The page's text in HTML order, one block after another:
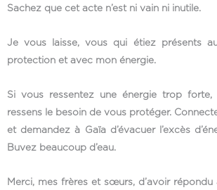
Sachez que cet acte n’est ni vain ni inutile.
Je vous laisse, vous qui étiez présents
protection et avec mon énergie.
Si vous ressentez une énergie trop forte,
ressens le besoin de vous protéger.
et demandez à Gaïa d’évacuer l’excès
Buvez beaucoup d’eau.
Merci, mes frères et sœurs, d’avoir